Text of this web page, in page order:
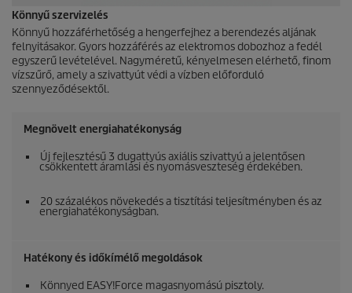
Könnyű szervizelés
Könnyű hozzáférhetőség a hengerfejhez a berendezés aljának
felnyitásakor. Gyors hozzáférés az elektromos dobozhoz a fedél
egyszerű levételével. Nagyméretű, kényelmesen elérhető, finom
vízszűrő, amely a szivattyút védi a vízben előforduló
szennyeződésektől.
Megnövelt energiahatékonyság
Új fejlesztésű 3 dugattyús axiális szivattyú a jelentősen
csökkentett áramlási és nyomásveszteség érdekében.
20 százalékos növekedés a tisztítási teljesítményben és az
energiahatékonyságban.
Hatékony és időkímélő megoldások
Könnyed EASY!Force magasnyomású pisztoly.